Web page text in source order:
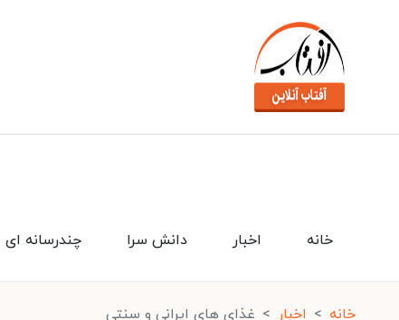
چندرسانه ای دانش سرا اخبار خانه
خانه اخبار غذای های ایرانی و سنتی